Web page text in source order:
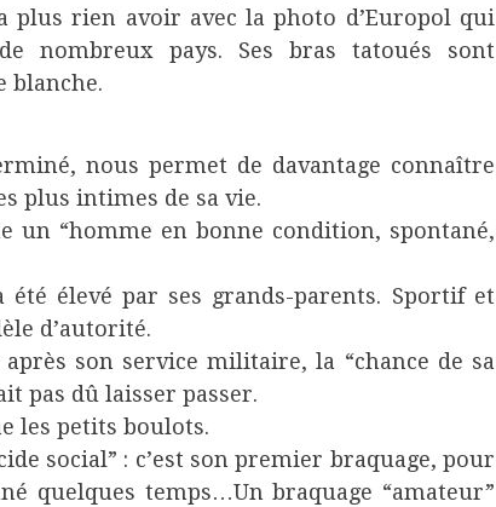
plus rien avoir avec la photo d’Europol qui
nombreux pays. Ses bras tatoués sont
blanche.
nous permet de davantage connaître
plus intimes de sa vie.
un “homme en bonne condition, spontané,
été élevé par ses grands-parents. Sportif et
d’autorité.
son service militaire, la “chance de sa
pas dû laisser passer.
les petits boulots.
social” : c’est son premier braquage, pour
quelques temps…Un braquage “amateur”